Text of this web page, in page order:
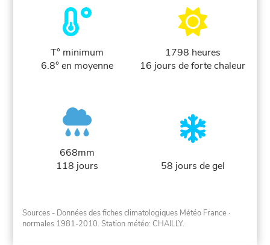
T° minimum
6.8° en moyenne
1798 heures
16 jours de forte chaleur
668mm
118 jours
58 jours de gel
Sources - Données des fiches climatologiques Météo France ·
normales 1981-2010. Station météo: CHAILLY.